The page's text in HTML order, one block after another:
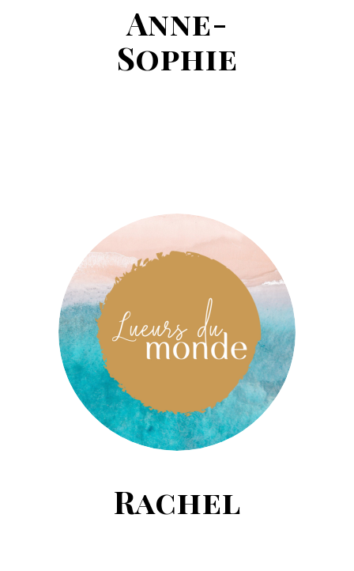
Anne-
Sophie
Rachel